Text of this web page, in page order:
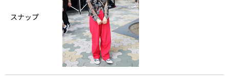
スナップ